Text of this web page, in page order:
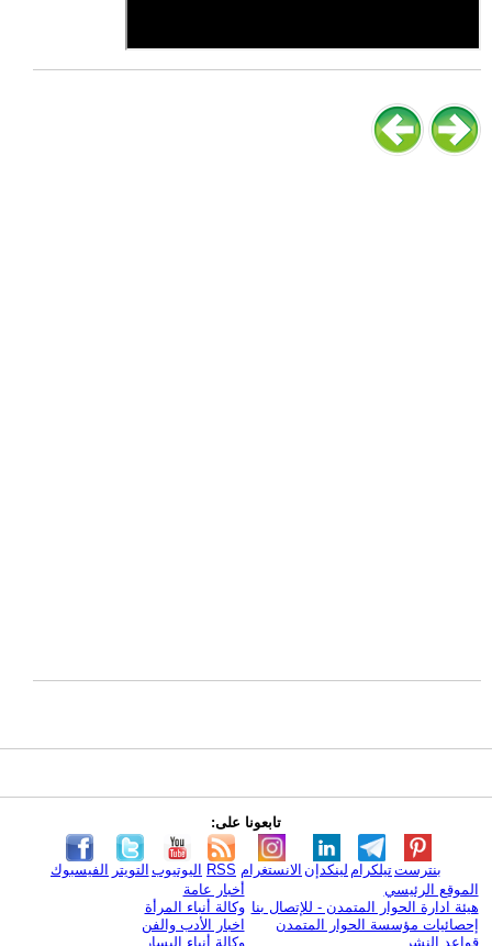
تابعونا على:
الفيسبوك التويتر اليوتيوب RSS الانستغرام لينكدإن تيلكرامبنترست
الموقع الرئيسي
هيئة ادارة الحوار المتمدن - للإتصال بنا
إحصائيات مؤسسة الحوار المتمدن
قواعد النشر
أخبار عامة
وكالة أنباء المرأة
اخبار الأدب والفن
وكالة أنباء اليسار